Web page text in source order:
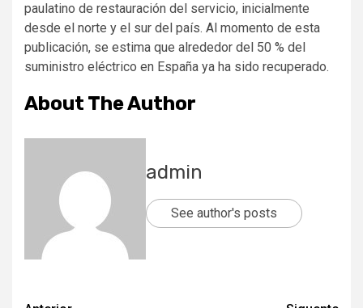
paulatino de restauración del servicio, inicialmente
desde el norte y el sur del país. Al momento de esta
publicación, se estima que alrededor del 50 % del
suministro eléctrico en España ya ha sido recuperado.
About The Author
admin
See author's posts